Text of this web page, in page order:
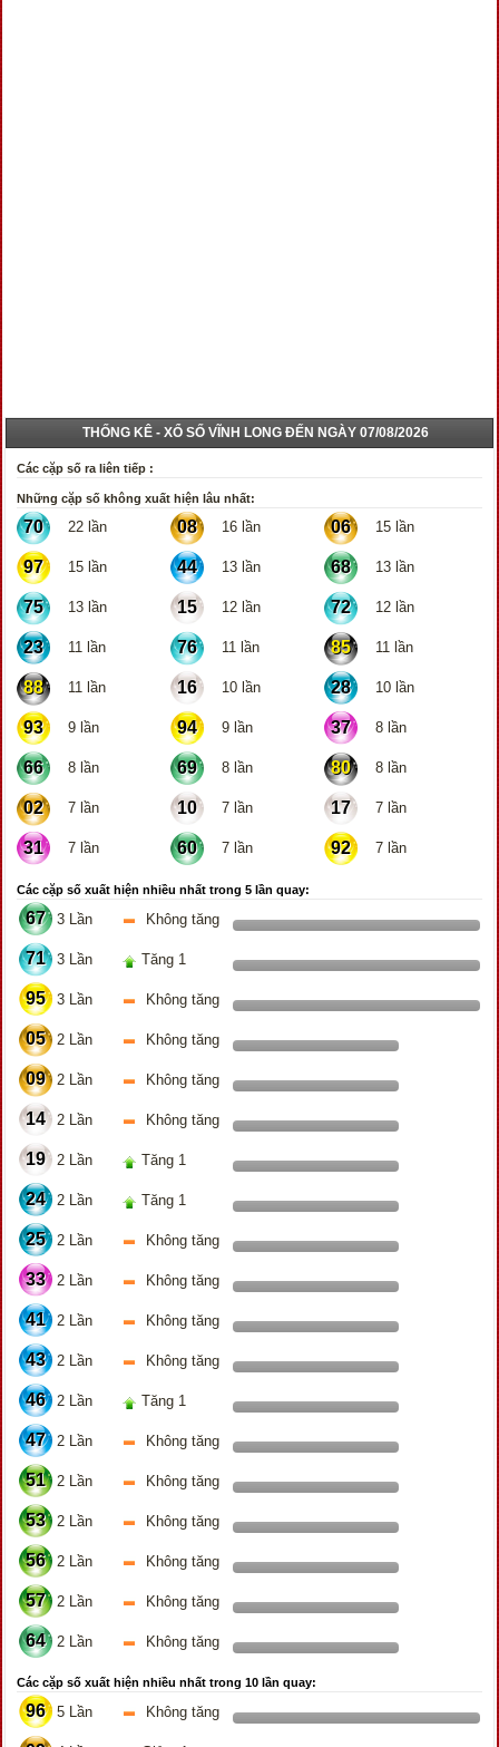
THỐNG KÊ - XỔ SỐ VĨNH LONG ĐẾN NGÀY 07/08/2026
Các cặp số ra liên tiếp :
Những cặp số không xuất hiện lâu nhất:
70 22 lần 08 16 lần 06 15 lần
97 15 lần 44 13 lần 68 13 lần
75 13 lần 15 12 lần 72 12 lần
23 11 lần 76 11 lần 85 11 lần
88 11 lần 16 10 lần 28 10 lần
93 9 lần 94 9 lần 37 8 lần
66 8 lần 69 8 lần 80 8 lần
02 7 lần 10 7 lần 17 7 lần
31 7 lần 60 7 lần 92 7 lần
Các cặp số xuất hiện nhiều nhất trong 5 lần quay:
67 3 Lần Không tăng
71 3 Lần Tăng 1
95 3 Lần Không tăng
05 2 Lần Không tăng
09 2 Lần Không tăng
14 2 Lần Không tăng
19 2 Lần Tăng 1
24 2 Lần Tăng 1
25 2 Lần Không tăng
33 2 Lần Không tăng
41 2 Lần Không tăng
43 2 Lần Không tăng
46 2 Lần Tăng 1
47 2 Lần Không tăng
51 2 Lần Không tăng
53 2 Lần Không tăng
56 2 Lần Không tăng
57 2 Lần Không tăng
64 2 Lần Không tăng
Các cặp số xuất hiện nhiều nhất trong 10 lần quay:
96 5 Lần Không tăng